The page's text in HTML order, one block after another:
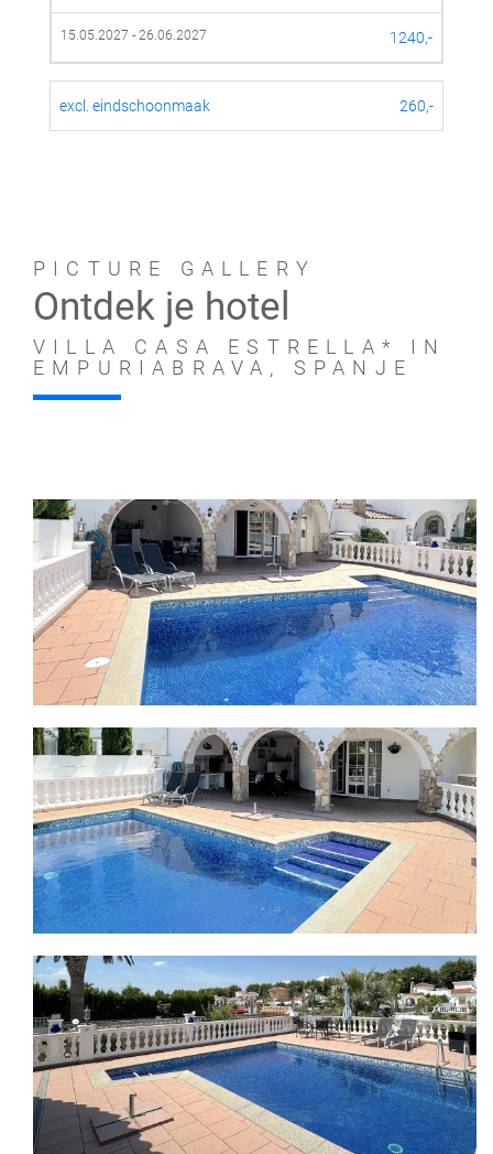
15.05.2027 - 26.06.2027 1240,-
excl. eindschoonmaak 260,-
PICTURE GALLERY
Ontdek je hotel
VILLA CASA ESTRELLA* IN
EMPURIABRAVA, SPANJE